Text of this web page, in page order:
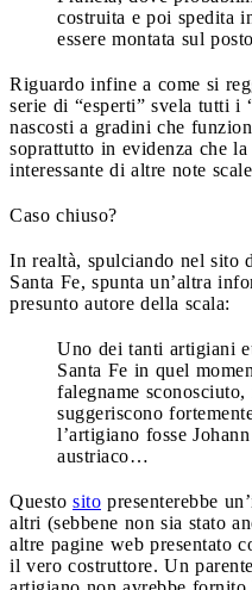
costruita e poi spedita
essere montata sul
Riguardo infine a come si
serie di “esperti” svela tutti i
nascosti a gradini che
soprattutto in evidenza che
interessante di altre note
Caso chiuso?
In realtà, spulciando nel sito
Santa Fe, spunta un’altra
presunto autore della scala:
Uno dei tanti artigiani
Santa Fe in quel
falegname
suggeriscono
l’artigiano fosse
austriaco…
Questo sito presenterebbe
altri (sebbene non sia stato
altre pagine web presentato
il vero costruttore. Un